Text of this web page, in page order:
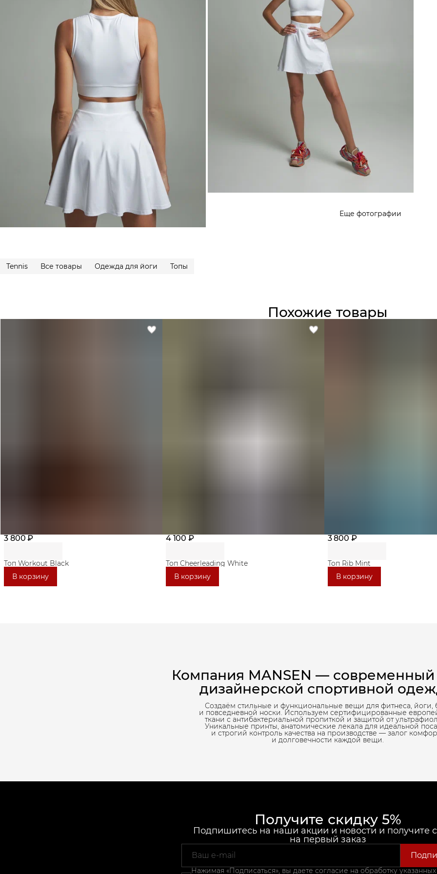
Еще фотографии
Tennis Все товары Одежда для йоги Топы
Похожие товары
3 800 ₽
Топ Workout Black
В корзину
4 100 ₽
Топ Cheerleading White
В корзину
3 800 ₽
Топ Rib Mint
В корзину
Компания MANSEN —
дизайнерской спортивной
Создаём стильные и функциональные вещи для фитнеса, йоги,
и повседневной носки. Используем сертифицированные
ткани с антибактериальной пропиткой и защитой от
Уникальные принты, анатомические лекала для идеальной
и строгий контроль качества на производстве — залог
и долговечности каждой вещи.
Получите скидку 5%
Подпишитесь на наши акции и новости и получите
на первый заказ
Нажимая «Подписаться», вы даете согласие на обработку указанных